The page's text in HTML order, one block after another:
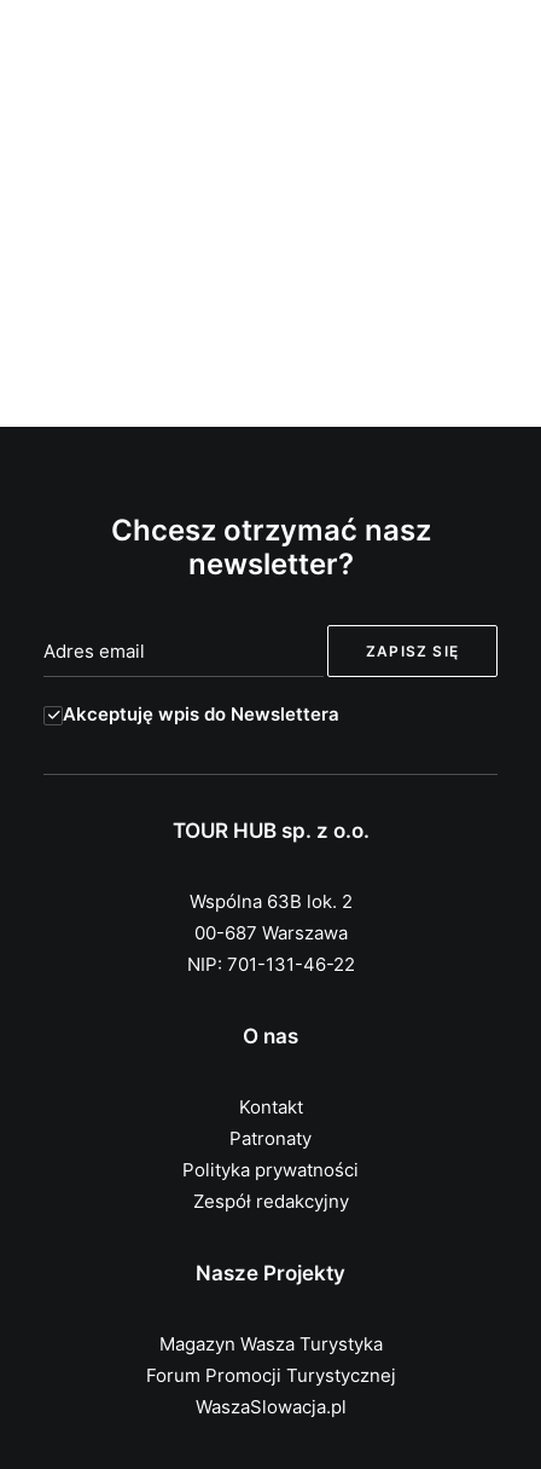
Chcesz otrzymać nasz
newsletter?
Akceptuję wpis do Newslettera
TOUR HUB sp. z o.o.
Wspólna 63B lok. 2
00-687 Warszawa
NIP: 701-131-46-22
O nas
Kontakt
Patronaty
Polityka prywatności
Zespół redakcyjny
Nasze Projekty
Magazyn Wasza Turystyka
Forum Promocji Turystycznej
WaszaSlowacja.pl